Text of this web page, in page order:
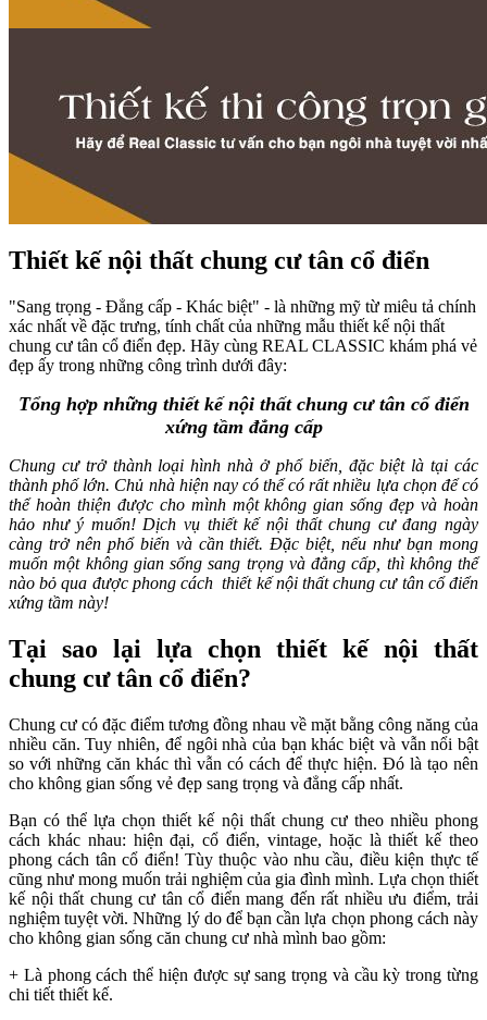
Thiết kế nội thất chung cư tân cổ điển
"Sang trọng - Đẳng cấp - Khác biệt" - là những mỹ từ miêu tả chính
xác nhất về đặc trưng, tính chất của những mẫu thiết kế nội thất
chung cư tân cổ điển đẹp. Hãy cùng REAL CLASSIC khám phá vẻ
đẹp ấy trong những công trình dưới đây:
Tổng hợp những thiết kế nội thất chung cư tân cổ điển
xứng tầm đẳng cấp
Chung cư trở thành loại hình nhà ở phổ biến, đặc biệt là tại các
thành phố lớn. Chủ nhà hiện nay có thể có rất nhiều lựa chọn để có
thể hoàn thiện được cho mình một không gian sống đẹp và hoàn
hảo như ý muốn! Dịch vụ thiết kế nội thất chung cư đang ngày
càng trở nên phổ biến và cần thiết. Đặc biệt, nếu như bạn mong
muốn một không gian sống sang trọng và đẳng cấp, thì không thể
nào bỏ qua được phong cách thiết kế nội thất chung cư tân cổ điển
xứng tầm này!
Tại sao lại lựa chọn thiết kế nội thất
chung cư tân cổ điển?
Chung cư có đặc điểm tương đồng nhau về mặt bằng công năng của
nhiều căn. Tuy nhiên, để ngôi nhà của bạn khác biệt và vẫn nổi bật
so với những căn khác thì vẫn có cách để thực hiện. Đó là tạo nên
cho không gian sống vẻ đẹp sang trọng và đẳng cấp nhất.
Bạn có thể lựa chọn thiết kế nội thất chung cư theo nhiều phong
cách khác nhau: hiện đại, cổ điển, vintage, hoặc là thiết kế theo
phong cách tân cổ điển! Tùy thuộc vào nhu cầu, điều kiện thực tế
cũng như mong muốn trải nghiệm của gia đình mình. Lựa chọn thiết
kế nội thất chung cư tân cổ điển mang đến rất nhiều ưu điểm, trải
nghiệm tuyệt vời. Những lý do để bạn cần lựa chọn phong cách này
cho không gian sống căn chung cư nhà mình bao gồm:
+ Là phong cách thể hiện được sự sang trọng và cầu kỳ trong từng
chi tiết thiết kế.